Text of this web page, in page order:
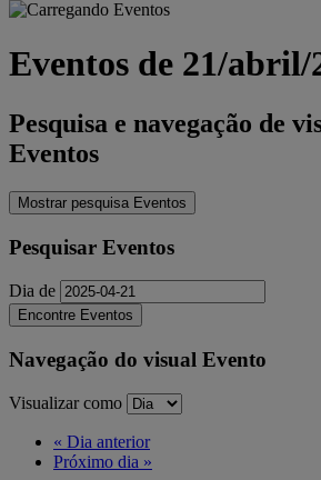
Eventos de 21/abril/
Pesquisa e navegação de
Eventos
Mostrar pesquisa Eventos
Pesquisar Eventos
Dia de
Navegação do visual Evento
Visualizar como
« Dia anterior
Próximo dia »